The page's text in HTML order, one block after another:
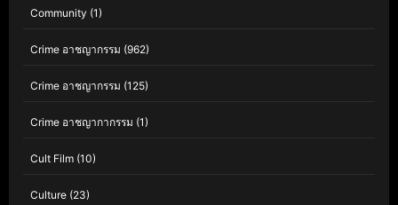
Community (1)
Crime อาชญากรรม (962)
Crime อาชญากรรม (125)
Crime อาชญากากรรม (1)
Cult Film (10)
Culture (23)